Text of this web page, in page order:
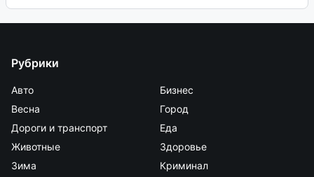
Рубрики
Авто
Бизнес
Весна
Город
Дороги и транспорт
Еда
Животные
Здоровье
Зима
Криминал